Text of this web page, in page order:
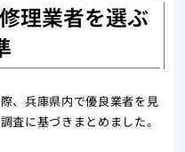
理業者を選ぶ
、兵庫県内で優良業者を見
査に基づきまとめました。